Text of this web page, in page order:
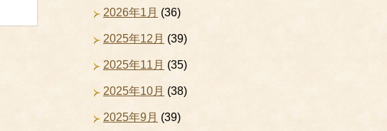
2026年1月 (36)
2025年12月 (39)
2025年11月 (35)
2025年10月 (38)
2025年9月 (39)